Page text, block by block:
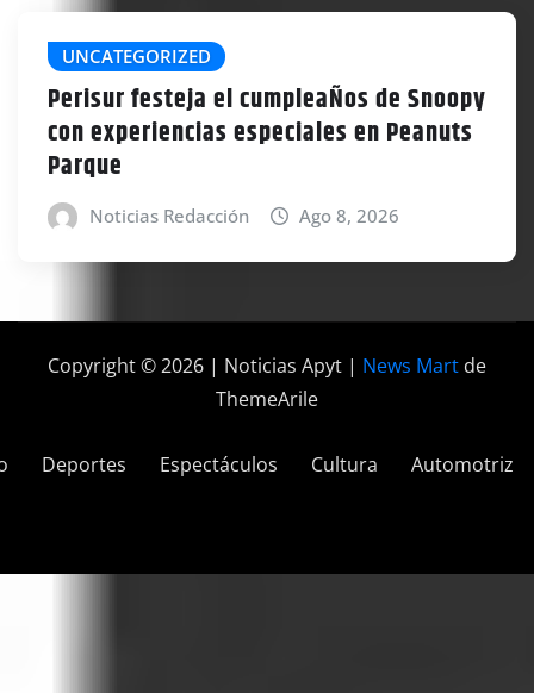
UNCATEGORIZED
Perisur festeja el cumpleaÑos de Snoopy
con experiencias especiales en Peanuts
Parque
Noticias Redacción Ago 8, 2026
Copyright © 2026 | Noticias Apyt | News Mart de
ThemeArile
Deportes Espectáculos Cultura Automotriz